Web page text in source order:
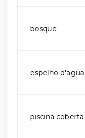
bosque
espelho d'agua
piscina coberta